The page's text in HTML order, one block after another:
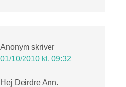
Anonym skriver
01/10/2010 kl. 09:32
Hej Deirdre Ann.